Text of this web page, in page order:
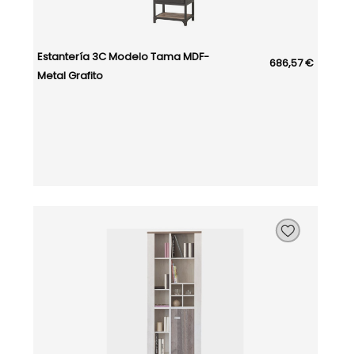
Estantería 3C Modelo Tama MDF-
Metal Grafito
686,57 €